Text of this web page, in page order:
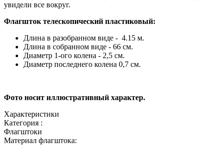
увидели все вокруг.
Флагшток телескопический пластиковый:
Длина в разобранном виде - 4.15 м.
Длина в собранном виде - 66 см.
Диаметр 1-ого колена - 2,5 см.
Диаметр последнего колена 0,7 см.
Фото носит иллюстративный характер.
Характеристики
Категория :
Флагштоки
Материал флагштока: